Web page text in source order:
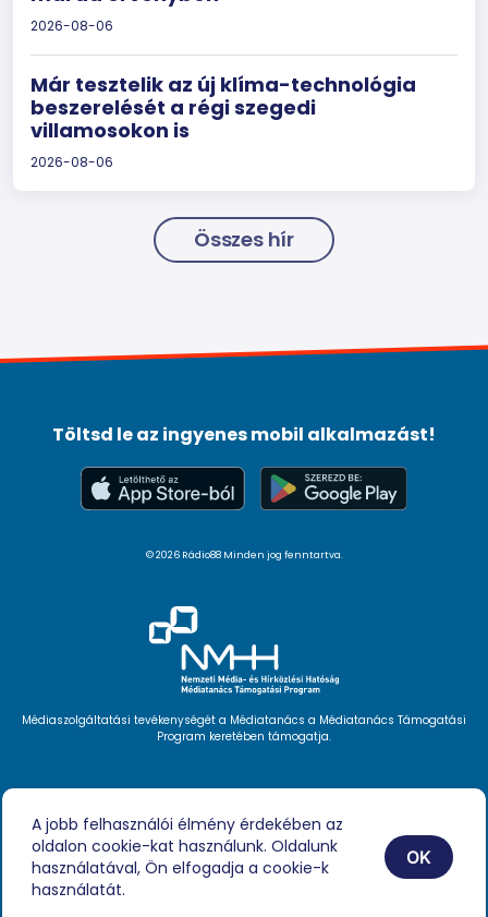
2026-08-06
Már tesztelik az új klíma-technológia
beszerelését a régi szegedi
villamosokon is
2026-08-06
Összes hír
Videóink
Podcast
Híreink
Impresszum
Töltsd le az ingyenes mobil alkalmazást!
© 2026 Rádio88 Minden jog fenntartva.
Médiaszolgáltatási tevékenységét a Médiatanács a Médiatanács Támogatási
Program keretében támogatja.
A jobb felhasználói élmény érdekében az
oldalon cookie-kat használunk. Oldalunk
használatával, Ön elfogadja a cookie-k
használatát.
OK